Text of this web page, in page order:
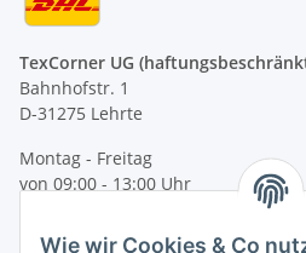
TexCorner UG
Bahnhofstr. 1
D-31275 Lehrte
Montag - Freitag
von 09:00 - 13:00 Uhr
Wie wir Cookies & Co